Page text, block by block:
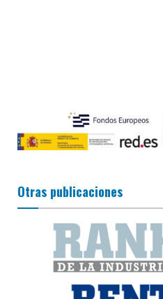
Otras publicaciones